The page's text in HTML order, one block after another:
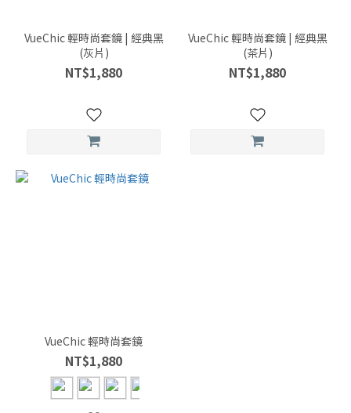
VueChic 輕時尚套鏡 | 經典黑
(灰片)
NT$1,880
VueChic 輕時尚套鏡 | 經典黑
(茶片)
NT$1,880
VueChic 輕時尚套鏡
NT$1,880